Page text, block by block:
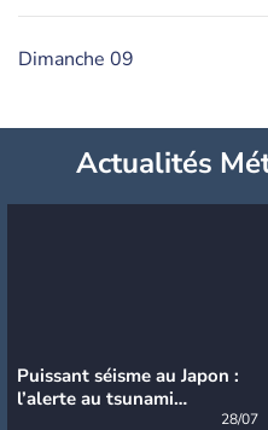
Dimanche 09
Actualités
Puissant séisme au Japon :
l’alerte au tsunami
28/07